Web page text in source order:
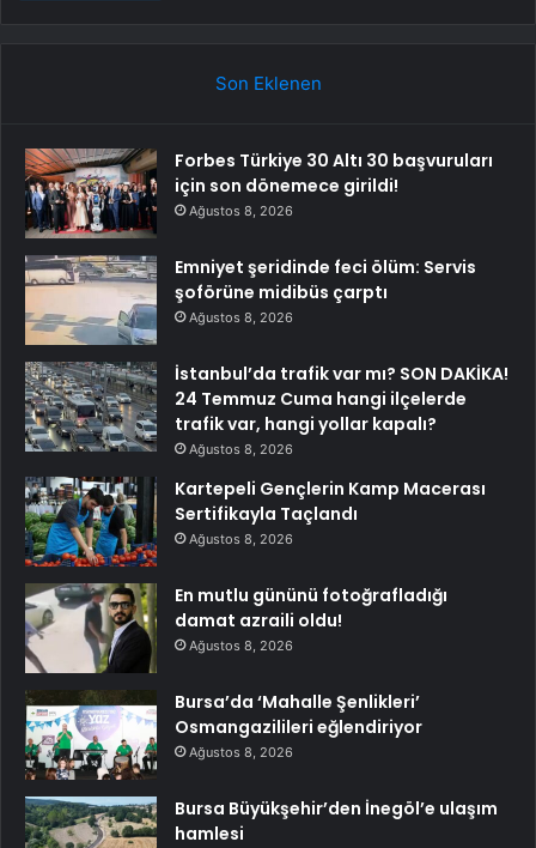
Son Eklenen
Forbes Türkiye 30 Altı 30 başvuruları
için son dönemece girildi!
Ağustos 8, 2026
Emniyet şeridinde feci ölüm: Servis
şoförüne midibüs çarptı
Ağustos 8, 2026
İstanbul’da trafik var mı? SON DAKİKA!
24 Temmuz Cuma hangi ilçelerde
trafik var, hangi yollar kapalı?
Ağustos 8, 2026
Kartepeli Gençlerin Kamp Macerası
Sertifikayla Taçlandı
Ağustos 8, 2026
En mutlu gününü fotoğrafladığı
damat azraili oldu!
Ağustos 8, 2026
Bursa’da ‘Mahalle Şenlikleri’
Osmangazilileri eğlendiriyor
Ağustos 8, 2026
Bursa Büyükşehir’den İnegöl’e ulaşım
hamlesi